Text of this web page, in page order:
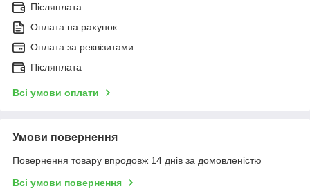
Післяплата
Оплата на рахунок
Оплата за реквізитами
Післяплата
Всі умови оплати
Умови повернення
Повернення товару впродовж 14 днів за домовленістю
Всі умови повернення